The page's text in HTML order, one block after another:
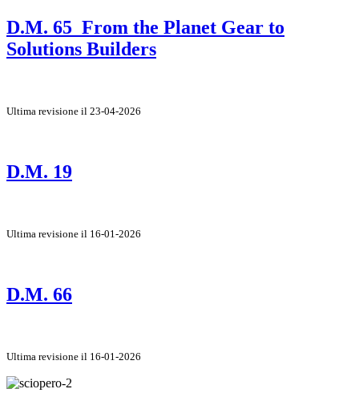
D.M. 65_From the Planet Gear to
Solutions Builders
Ultima revisione il 23-04-2026
D.M. 19
Ultima revisione il 16-01-2026
D.M. 66
Ultima revisione il 16-01-2026